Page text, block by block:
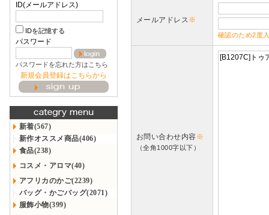
ID(メールアドレス)
IDを記憶する
パスワード
パスワードを忘れた方はこちら
新規会員登録はこちらから
新着(567)
新作オススメ商品(406)
食品(238)
コスメ・アロマ(40)
アフリカのかご(2239)
バッグ・かごバッグ(2071)
服飾小物(399)
メールアドレス※
確認のため2度
お問い合わせ内容※
（全角1000字以下）